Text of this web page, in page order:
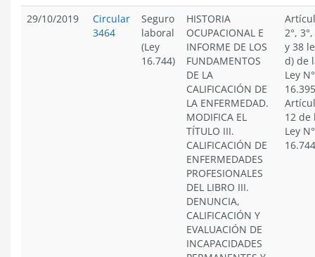
29/10/2019
Circular
3464
Seguro
laboral
(Ley
16.744)
HISTORIA
OCUPACIONAL E
INFORME DE LOS
FUNDAMENTOS
DE LA
CALIFICACIÓN DE
LA ENFERMEDAD.
MODIFICA EL
TÍTULO III.
CALIFICACIÓN DE
ENFERMEDADES
PROFESIONALES
DEL LIBRO III.
DENUNCIA,
CALIFICACIÓN Y
EVALUACIÓN DE
INCAPACIDADES
2°,
y 38
d) de
Ley N°
12 de
Ley N°
16.744